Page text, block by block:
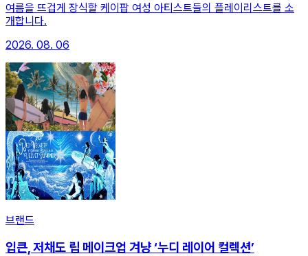
여름을 뜨겁게 장식할 케이팝 여성 아티스트들의 플레이리스트를 소
개합니다.
2026. 08. 06
브랜드
입큰, 저채도 립 메이크업 겨냥 ‘누디 레이어 컬렉션’